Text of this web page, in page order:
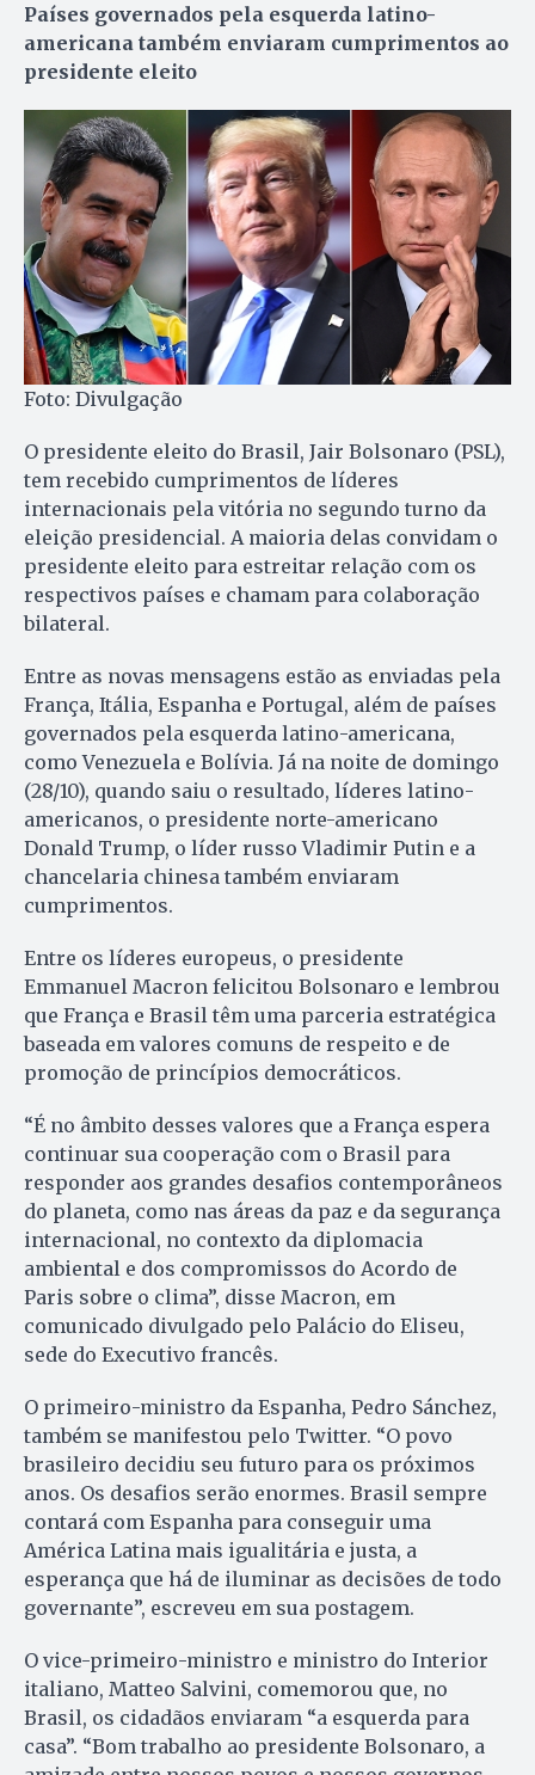
Países governados pela esquerda latino-
americana também enviaram cumprimentos ao
presidente eleito
Foto: Divulgação
O presidente eleito do Brasil, Jair Bolsonaro (PSL),
tem recebido cumprimentos de líderes
internacionais pela vitória no segundo turno da
eleição presidencial. A maioria delas convidam o
presidente eleito para estreitar relação com os
respectivos países e chamam para colaboração
bilateral.
Entre as novas mensagens estão as enviadas pela
França, Itália, Espanha e Portugal, além de países
governados pela esquerda latino-americana,
como Venezuela e Bolívia. Já na noite de domingo
(28/10), quando saiu o resultado, líderes latino-
americanos, o presidente norte-americano
Donald Trump, o líder russo Vladimir Putin e a
chancelaria chinesa também enviaram
cumprimentos.
Entre os líderes europeus, o presidente
Emmanuel Macron felicitou Bolsonaro e lembrou
que França e Brasil têm uma parceria estratégica
baseada em valores comuns de respeito e de
promoção de princípios democráticos.
“É no âmbito desses valores que a França espera
continuar sua cooperação com o Brasil para
responder aos grandes desafios contemporâneos
do planeta, como nas áreas da paz e da segurança
internacional, no contexto da diplomacia
ambiental e dos compromissos do Acordo de
Paris sobre o clima”, disse Macron, em
comunicado divulgado pelo Palácio do Eliseu,
sede do Executivo francês.
O primeiro-ministro da Espanha, Pedro Sánchez,
também se manifestou pelo Twitter. “O povo
brasileiro decidiu seu futuro para os próximos
anos. Os desafios serão enormes. Brasil sempre
contará com Espanha para conseguir uma
América Latina mais igualitária e justa, a
esperança que há de iluminar as decisões de todo
governante”, escreveu em sua postagem.
O vice-primeiro-ministro e ministro do Interior
italiano, Matteo Salvini, comemorou que, no
Brasil, os cidadãos enviaram “a esquerda para
casa”. “Bom trabalho ao presidente Bolsonaro, a